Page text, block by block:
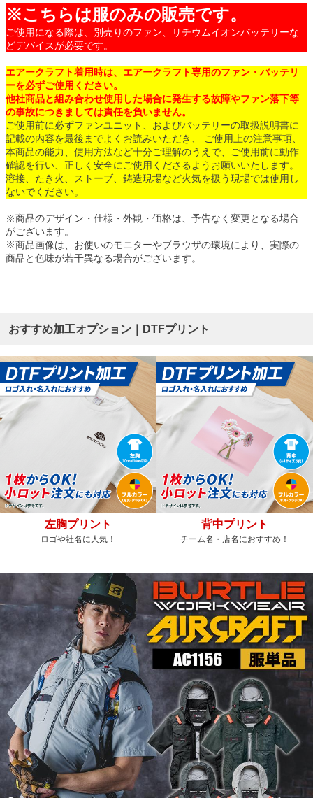
※こちらは服のみの販売です。
ご使用になる際は、別売りのファン、リチウムイオンバッテリーな
どデバイスが必要です。
エアークラフト着用時は、エアークラフト専用のファン・バッテリ
ーを必ずご使用ください。
他社商品と組み合わせ使用した場合に発生する故障やファン落下等
の事故につきましては責任を負いません。
ご使用前に必ずファンユニット、およびバッテリーの取扱説明書に
記載の内容を最後までよくお読みいただき、 ご使用上の注意事項、
本商品の能力、使用方法など十分ご理解のうえで、ご使用前に動作
確認を行い、正しく安全にご使用くださるようお願いいたします。
溶接、たき火、ストーブ、鋳造現場など火気を扱う現場では使用し
ないでください。
※商品のデザイン・仕様・外観・価格は、予告なく変更となる場合
がございます。
※商品画像は、お使いのモニターやブラウザの環境により、実際の
商品と色味が若干異なる場合がございます。
おすすめ加工オプション｜DTFプリント
左胸プリント
ロゴや社名に人気！
背中プリント
チーム名・店名におすすめ！